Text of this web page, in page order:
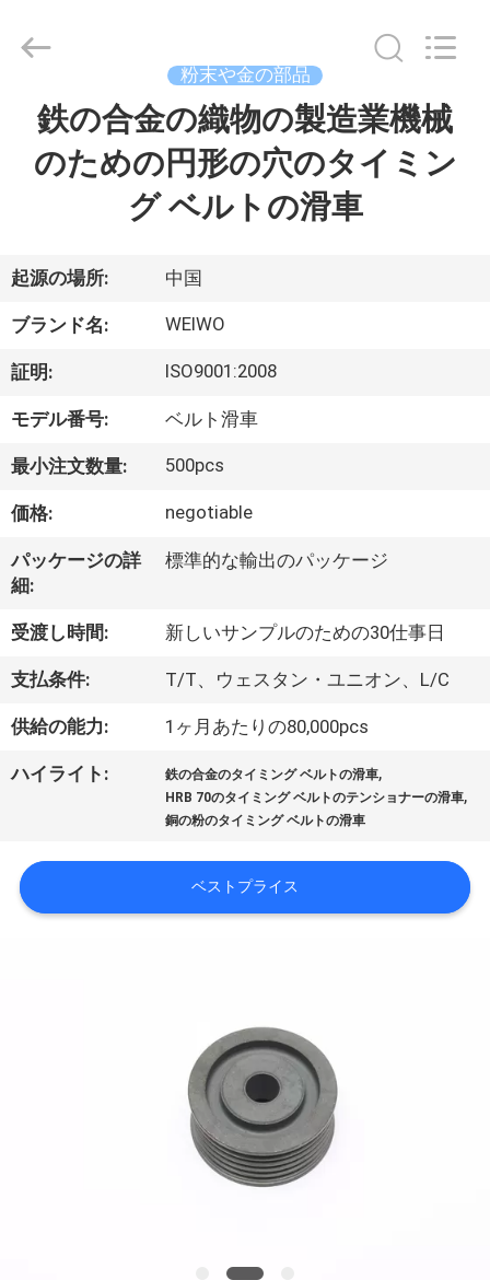
ダ
ク
ト
私
に
つ
い
て
工
場
行
Ningbo
Co.,Ltd..
Reserved.
粉末や金の部品
鉄の合金の織物の製造業機械
のための円形の穴のタイミン
グ ベルトの滑車
起源の場所: 中国
ブランド名: WEIWO
証明: ISO9001:2008
モデル番号: ベルト滑車
最小注文数量: 500pcs
価格: negotiable
パッケージの詳
細:
標準的な輸出のパッケージ
受渡し時間: 新しいサンプルのための30仕事日
支払条件: T/T、ウェスタン・ユニオン、L/C
供給の能力: 1ヶ月あたりの80,000pcs
ハイライト: 鉄の合金のタイミング ベルトの滑車,
HRB 70のタイミング ベルトのテンショナーの滑車,
銅の粉のタイミング ベルトの滑車
ベストプライス